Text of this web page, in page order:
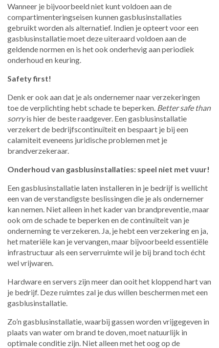
Wanneer je bijvoorbeeld niet kunt voldoen aan de
compartimenteringseisen kunnen gasblusinstallaties
gebruikt worden als alternatief. Indien je opteert voor een
gasblusinstallatie moet deze uiteraard voldoen aan de
geldende normen en is het ook onderhevig aan periodiek
onderhoud en keuring.
Safety first!
Denk er ook aan dat je als ondernemer naar verzekeringen
toe de verplichting hebt schade te beperken. Better safe than
sorryis hier de beste raadgever. Een gasblusinstallatie
verzekert de bedrijfscontinuïteit en bespaart je bij een
calamiteit eveneens juridische problemen met je
brandverzekeraar.
Onderhoud van gasblusinstallaties: speel niet met vuur!
Een gasblusinstallatie laten installeren in je bedrijf is wellicht
een van de verstandigste beslissingen die je als ondernemer
kan nemen. Niet alleen in het kader van brandpreventie, maar
ook om de schade te beperken en de continuïteit van je
onderneming te verzekeren. Ja, je hebt een verzekering en ja,
het materiële kan je vervangen, maar bijvoorbeeld essentiële
infrastructuur als een serverruimte wil je bij brand toch écht
wel vrijwaren.
Hardware en servers zijn meer dan ooit het kloppend hart van
je bedrijf. Deze ruimtes zal je dus willen beschermen met een
gasblusinstallatie.
Zo’n gasblusinstallatie, waarbij gassen worden vrijgegeven in
plaats van water om brand te doven, moet natuurlijk in
optimale conditie zijn. Niet alleen met het oog op de